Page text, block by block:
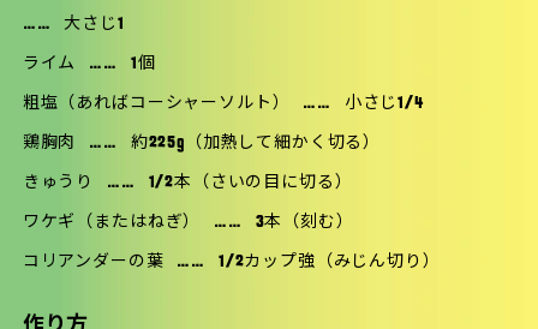
…… 大さじ1
ライム …… 1個
粗塩（あればコーシャーソルト） …… 小さじ1/4
鶏胸肉 …… 約225g（加熱して細かく切る）
きゅうり …… 1/2本（さいの目に切る）
ワケギ（またはねぎ） …… 3本（刻む）
コリアンダーの葉 …… 1/2カップ強（みじん切り）